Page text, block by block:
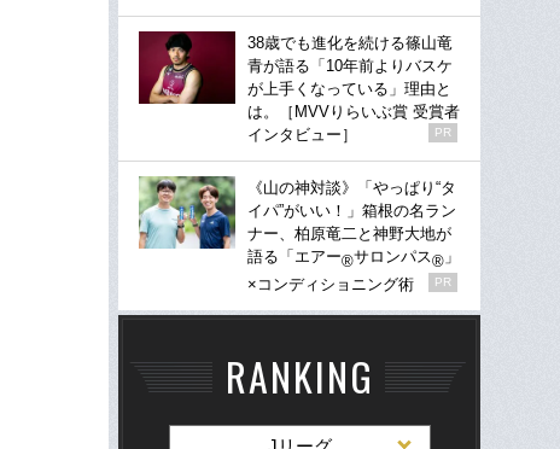
38歳でも進化を続ける篠山竜
青が語る「10年前よりバスケ
が上手くなっている」理由と
は。［MVVりらいぶ賞 受賞者
インタビュー］
PR
《山の神対談》「やっぱり“タ
イパ”がいい！」箱根の名ラン
ナー、柏原竜二と神野大地が
語る「エアー®サロンパス® 」
×コンディショニング術
PR
RANKING